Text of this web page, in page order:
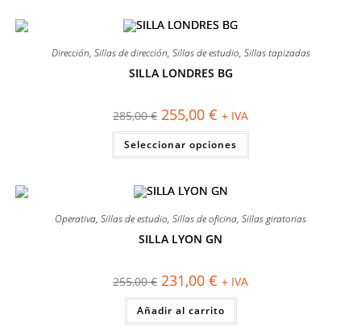
Dirección, Sillas de dirección, Sillas de estudio, Sillas tapizadas
SILLA LONDRES BG
285,00€ El
precio
original
era:
285,00 €.
255,00 € El
precio
actual
es:
255,00 €.
+ IVA
Seleccionar opciones
Este
tiene
se
pueden
Operativa, Sillas de estudio, Sillas de oficina, Sillas giratorias
SILLA LYON GN
255,00€ El
precio
original
era:
255,00 €.
231,00 € El
precio
actual
es:
231,00 €.
+ IVA
Añadir al carrito